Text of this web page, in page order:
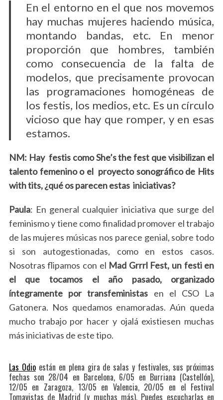
En el entorno en el que nos movemos
hay muchas mujeres haciendo música,
montando bandas, etc. En menor
proporción que hombres, también
como consecuencia de la falta de
modelos, que precisamente provocan
las programaciones homogéneas de
los festis, los medios, etc. Es un círculo
vicioso que hay que romper, y en esas
estamos.
NM: Hay festis como She’s the fest que visibilizan el
talento femenino o el proyecto sonográfico de Hits
with tits, ¿qué os parecen estas iniciativas?
Paula: En general cualquier iniciativa que surge del
feminismo y tiene como finalidad promover el trabajo
de las mujeres músicas nos parece genial, sobre todo
si son autogestionadas, como en estos casos.
Nosotras flipamos con el Mad Grrrl Fest, un festi en
el que tocamos el año pasado, organizado
íntegramente por transfeministas en el CSO La
Gatonera. Nos quedamos enamoradas. Aún queda
mucho trabajo por hacer y ojalá existiesen muchas
más iniciativas de este tipo.
Las Odioestán en plena gira de salas y festivales, sus próximas
fechas son 28/04 en Barcelona, 6/05 en Burriana (Castellón),
12/05 en Zaragoza, 13/05 en Valencia, 20/05 en el Festival
Tomavistas de Madrid (y muchas más). Puedes escucharlas en